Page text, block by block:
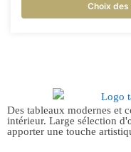
Choix
Des tableaux modernes et
intérieur. Large sélection
apporter une touche